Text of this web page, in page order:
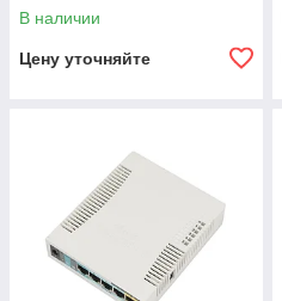
В наличии
Цену уточняйте